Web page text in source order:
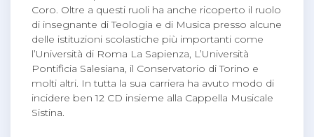
Coro. Oltre a questi ruoli ha anche ricoperto il ruolo
di insegnante di Teologia e di Musica presso alcune
delle istituzioni scolastiche più importanti come
l’Università di Roma La Sapienza, L’Università
Pontificia Salesiana, il Conservatorio di Torino e
molti altri. In tutta la sua carriera ha avuto modo di
incidere ben 12 CD insieme alla Cappella Musicale
Sistina.